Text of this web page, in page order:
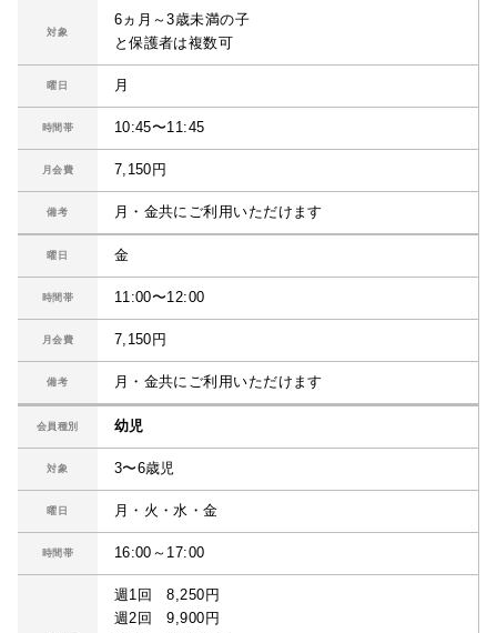
対象
6ヵ月～3歳未満の子
と保護者は複数可
曜日 月
時間帯 10:45〜11:45
月会費 7,150円
備考 月・金共にご利用いただけます
曜日 金
時間帯 11:00〜12:00
月会費 7,150円
備考 月・金共にご利用いただけます
会員種別 幼児
対象 3〜6歳児
曜日 月・火・水・金
時間帯 16:00～17:00
週1回 8,250円
週2回 9,900円